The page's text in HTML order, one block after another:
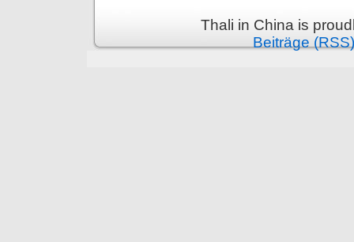
Thali in China is
Beiträge (RSS)